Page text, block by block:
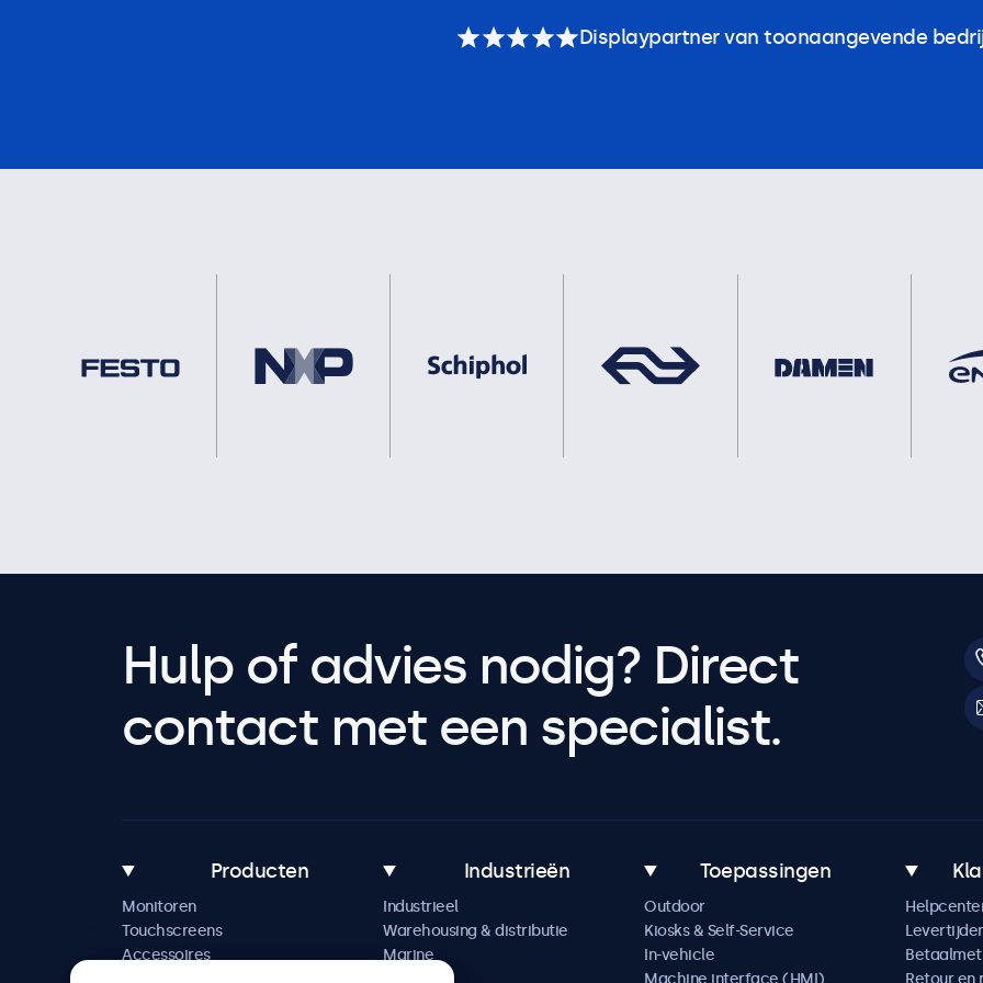
Displaypartner van toonaangevende
Hulp of advies nodig? Direct
contact met een specialist.
Producten
Monitoren
Touchscreens
Accessoires
Industrieën
Industrieel
Warehousing & distributie
Marine
Toepassingen
Outdoor
Kiosks & Self-Service
In-vehicle
Machine interface (HMI)
Retour en